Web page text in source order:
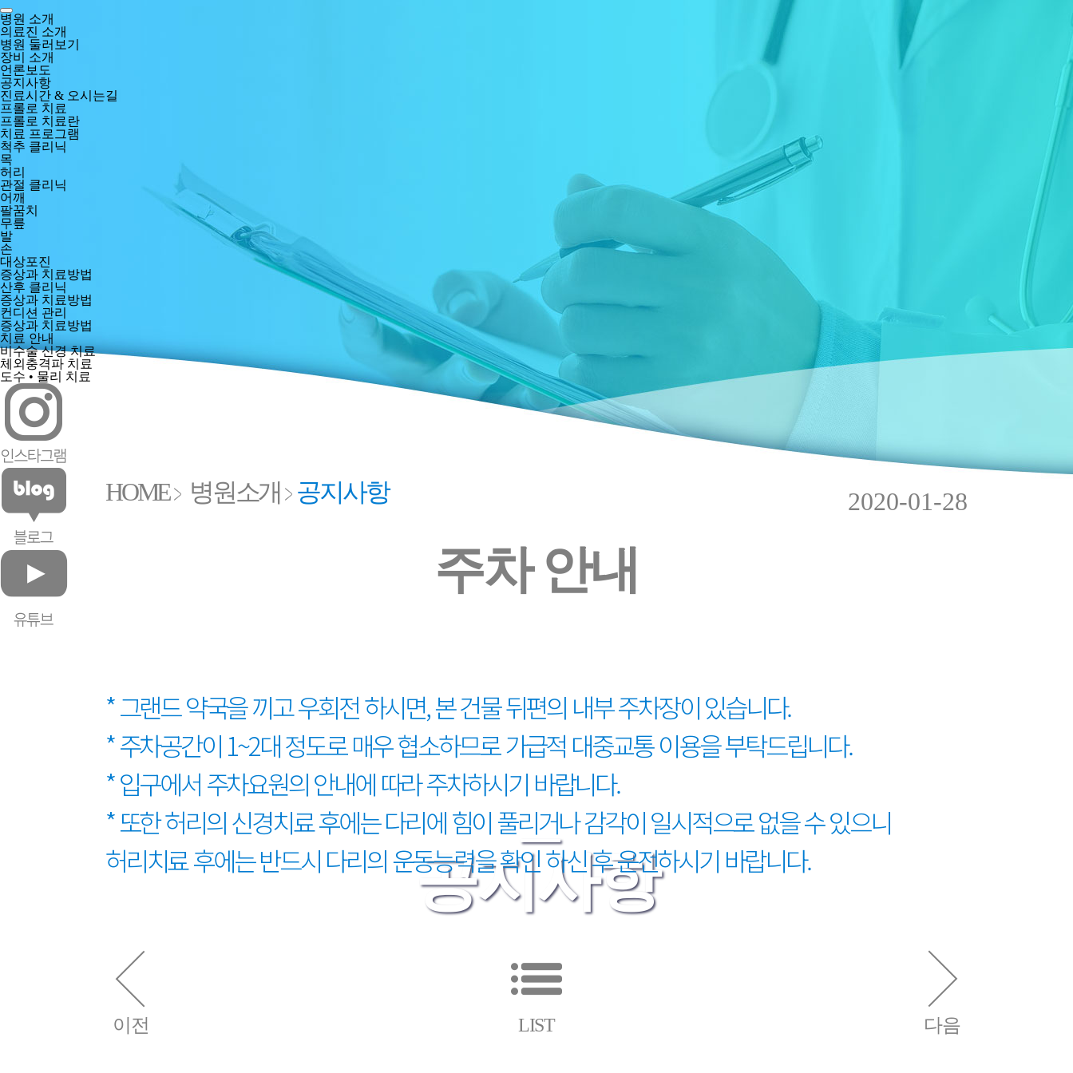
병원 소개
의료진 소개
병원 둘러보기
장비 소개
언론보도
공지사항
진료시간 & 오시는길
프롤로 치료
프롤로 치료란
치료 프로그램
척추 클리닉
목
허리
관절 클리닉
어깨
팔꿈치
무릎
발
손
대상포진
증상과 치료방법
산후 클리닉
증상과 치료방법
컨디션 관리
증상과 치료방법
치료 안내
비수술 신경 치료
체외충격파 치료
도수 • 물리 치료
공지사항
HOME 병원소개 공지사항
주차 안내
2020-01-28
* 그랜드 약국을 끼고 우회전 하시면, 본 건물 뒤편의 내부 주차장이 있습니다.
* 주차공간이 1~2대 정도로 매우 협소하므로 가급적 대중교통 이용을 부탁드립니다.
* 입구에서 주차요원의 안내에 따라 주차하시기 바랍니다.
* 또한 허리의 신경치료 후에는 다리에 힘이 풀리거나 감각이 일시적으로 없을 수 있으니
허리치료 후에는 반드시 다리의 운동능력을 확인 하신 후 운전하시기 바랍니다.
이전 LIST 다음